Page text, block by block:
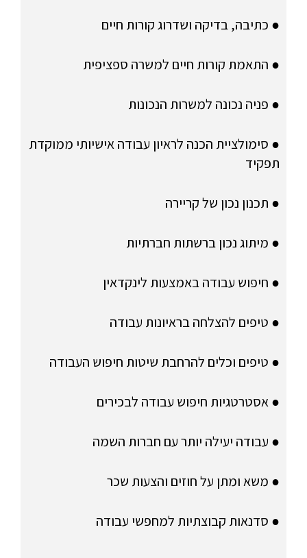
● כתיבה, בדיקה ושדרוג קורות חיים
● התאמת קורות חיים למשרה ספציפית
● פניה נכונה למשרות הנכונות
● סימולציית הכנה לראיון עבודה אישיותי ממוקדת
תפקיד
● תכנון נכון של קריירה
● מיתוג נכון ברשתות חברתיות
● חיפוש עבודה באמצעות לינקדאין
● טיפים להצלחה בראיונות עבודה
● טיפים וכלים להרחבת שיטות חיפוש העבודה
● אסטרטגיות חיפוש עבודה לבכירים
● עבודה יעילה יותר עם חברות השמה
● משא ומתן על חוזים והצעות שכר
● סדנאות קבוצתיות למחפשי עבודה